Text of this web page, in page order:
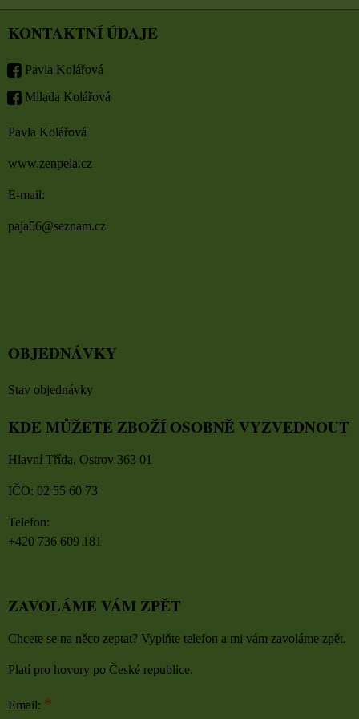
KONTAKTNÍ ÚDAJE
Pavla Kolářová
Milada Kolářová
Pavla Kolářová
www.zenpela.cz
E-mail:
paja56@seznam.cz
OBJEDNÁVKY
Stav objednávky
KDE MŮŽETE ZBOŽÍ OSOBNĚ VYZVEDNOUT
Hlavní Třída, Ostrov 363 01
IČO: 02 55 60 73
Telefon:
+420 736 609 181
ZAVOLÁME VÁM ZPĚT
Chcete se na něco zeptat? Vyplňte telefon a mi vám zavoláme zpět.
Platí pro hovory po České republice.
Email: *